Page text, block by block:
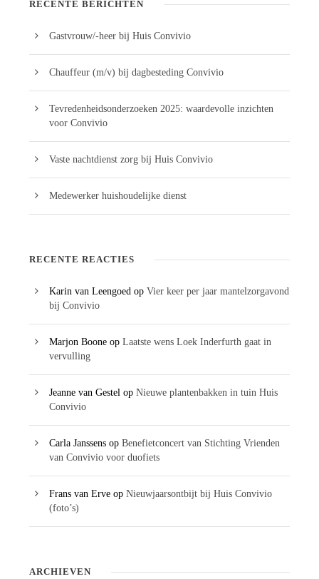
RECENTE BERICHTEN
Gastvrouw/-heer bij Huis Convivio
Chauffeur (m/v) bij dagbesteding Convivio
Tevredenheidsonderzoeken 2025: waardevolle inzichten
voor Convivio
Vaste nachtdienst zorg bij Huis Convivio
Medewerker huishoudelijke dienst
RECENTE REACTIES
Karin van Leengoed op Vier keer per jaar mantelzorgavond
bij Convivio
Marjon Boone op Laatste wens Loek Inderfurth gaat in
vervulling
Jeanne van Gestel op Nieuwe plantenbakken in tuin Huis
Convivio
Carla Janssens op Benefietconcert van Stichting Vrienden
van Convivio voor duofiets
Frans van Erve op Nieuwjaarsontbijt bij Huis Convivio
(foto’s)
ARCHIEVEN